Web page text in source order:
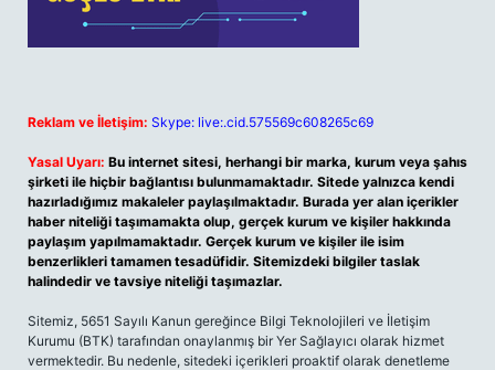
Reklam ve İletişim: Skype: live:.cid.575569c608265c69
Yasal Uyarı: Bu internet sitesi, herhangi bir marka, kurum veya şahıs
şirketi ile hiçbir bağlantısı bulunmamaktadır. Sitede yalnızca kendi
hazırladığımız makaleler paylaşılmaktadır. Burada yer alan içerikler
haber niteliği taşımamakta olup, gerçek kurum ve kişiler hakkında
paylaşım yapılmamaktadır. Gerçek kurum ve kişiler ile isim
benzerlikleri tamamen tesadüfidir. Sitemizdeki bilgiler taslak
halindedir ve tavsiye niteliği taşımazlar.
Sitemiz, 5651 Sayılı Kanun gereğince Bilgi Teknolojileri ve İletişim
Kurumu (BTK) tarafından onaylanmış bir Yer Sağlayıcı olarak hizmet
vermektedir. Bu nedenle, sitedeki içerikleri proaktif olarak denetleme